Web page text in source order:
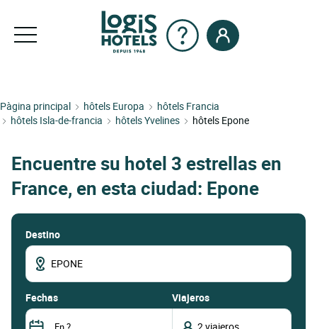
Pàgina principal hôtels Europa
hôtels Francia
hôtels Isla-de-francia
hôtels Yvelines hôtels Epone
Encuentre su hotel 3 estrellas en
France, en esta ciudad: Epone
Destino
fechas Viajeros